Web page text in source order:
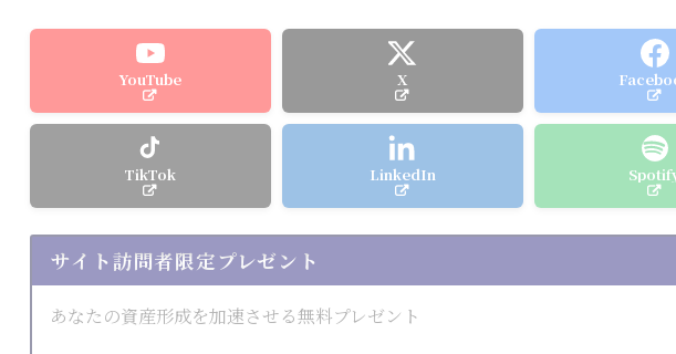
YouTube X
TikTok LinkedIn
サイト訪問者限定プレゼント
あなたの資産形成を加速させる無料プレゼント